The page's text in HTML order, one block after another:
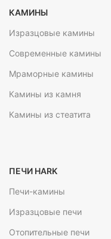
КАМИНЫ
Изразцовые камины
Современные камины
Мраморные камины
Камины из камня
Камины из стеатита
ПЕЧИ HARK
Печи-камины
Изразцовые печи
Отопительные печи